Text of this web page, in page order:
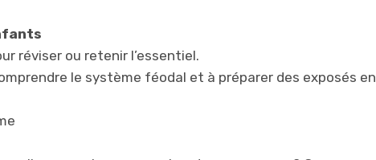
réviser ou retenir l’essentiel.
le système féodal et à préparer des exposés en